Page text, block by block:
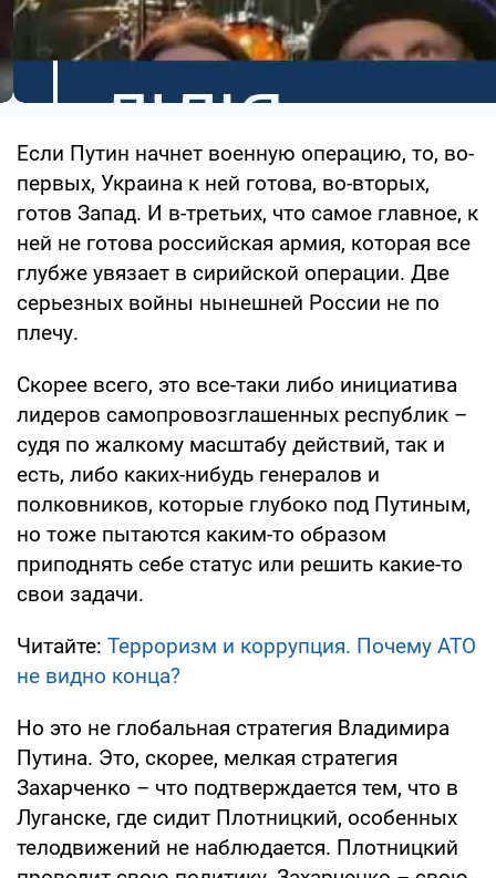
Если Путин начнет военную операцию, то, во-
первых, Украина к ней готова, во-вторых,
готов Запад. И в-третьих, что самое главное, к
ней не готова российская армия, которая все
глубже увязает в сирийской операции. Две
серьезных войны нынешней России не по
плечу.
Скорее всего, это все-таки либо инициатива
лидеров самопровозглашенных республик –
судя по жалкому масштабу действий, так и
есть, либо каких-нибудь генералов и
полковников, которые глубоко под Путиным,
но тоже пытаются каким-то образом
приподнять себе статус или решить какие-то
свои задачи.
Читайте: Терроризм и коррупция. Почему АТО
не видно конца?
Но это не глобальная стратегия Владимира
Путина. Это, скорее, мелкая стратегия
Захарченко – что подтверждается тем, что в
Луганске, где сидит Плотницкий, особенных
телодвижений не наблюдается. Плотницкий